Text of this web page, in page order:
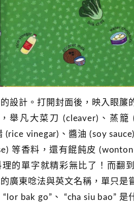
設計。打開封面後，映入眼簾
舉凡大菜刀 (cleaver)、蒸籠
vinegar)、醬油 (soy
等香料，還有餛飩皮
的單字就精彩無比了！而翻
廣東唸法與英文名稱，單只是
bak go”、 “cha siu bao” 是